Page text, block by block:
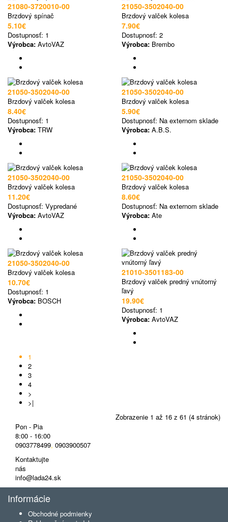
21080-3720010-00
Brzdový spínač
5.10€
Dostupnosť: 1
Výrobca: AvtoVAZ
21050-3502040-00
Brzdový valček kolesa
7.90€
Dostupnosť: 2
Výrobca: Brembo
21050-3502040-00
Brzdový valček kolesa
8.40€
Dostupnosť: 1
Výrobca: TRW
21050-3502040-00
Brzdový valček kolesa
5.90€
Dostupnosť: Na externom sklade
Výrobca: A.B.S.
21050-3502040-00
Brzdový valček kolesa
11.20€
Dostupnosť: Vypredané
Výrobca: AvtoVAZ
21050-3502040-00
Brzdový valček kolesa
8.60€
Dostupnosť: Na externom sklade
Výrobca: Ate
21050-3502040-00
Brzdový valček kolesa
10.70€
Dostupnosť: 1
Výrobca: BOSCH
21010-3501183-00
Brzdový valček predný vnútorný
ľavý
19.90€
Dostupnosť: 1
Výrobca: AvtoVAZ
1
2
3
4
>
>|
Zobrazenie 1 až 16 z 61 (4 stránok)
Pon - Pia
8:00 - 16:00
0903778499, 0903900507
Kontaktujte
nás
info@lada24.sk
Informácie
Obchodné podmienky